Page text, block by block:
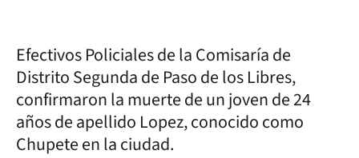
Efectivos Policiales de la Comisaría de
Distrito Segunda de Paso de los Libres,
confirmaron la muerte de un joven de 24
años de apellido Lopez, conocido como
Chupete en la ciudad.